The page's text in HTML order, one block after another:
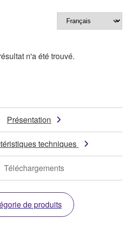
n'a été trouvé.
Présentation
techniques
Téléchargements
de produits